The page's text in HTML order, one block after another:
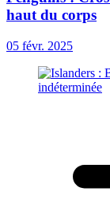
haut du corps
05 févr. 2025